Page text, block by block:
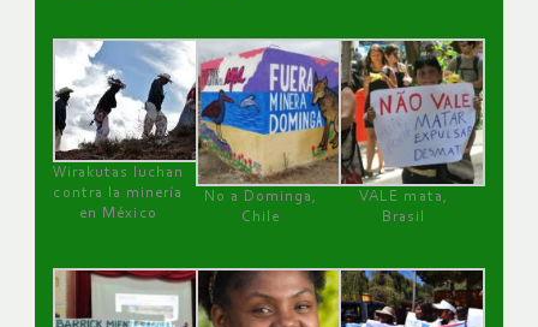
Wirakutas luchan
contra la minería
en México
No a Dominga,
Chile
VALE mata,
Brasil